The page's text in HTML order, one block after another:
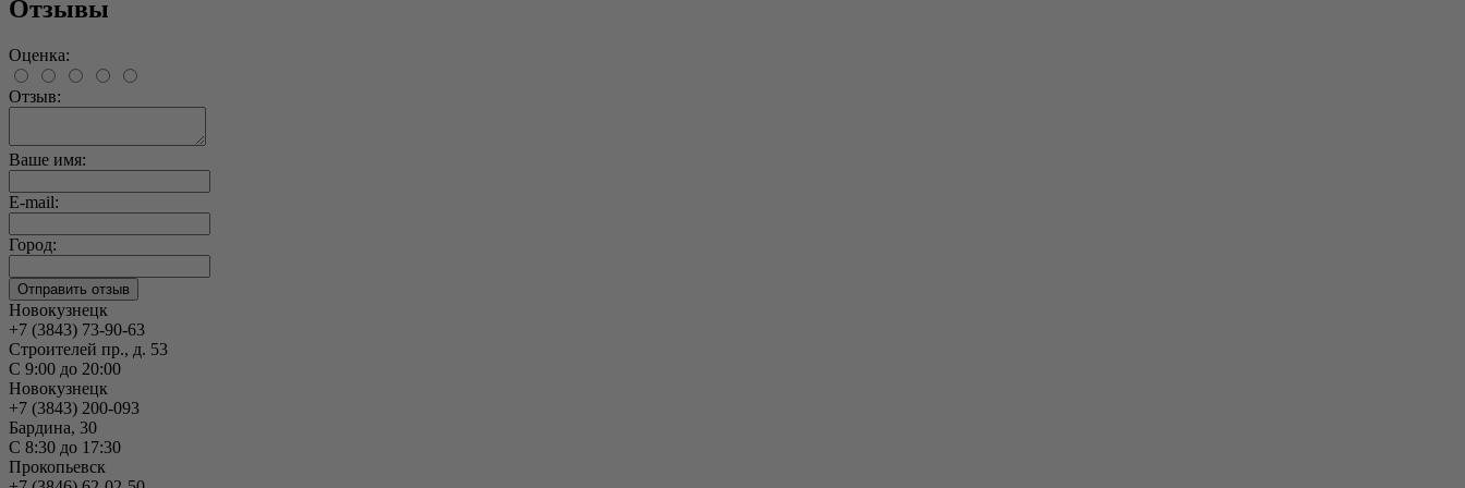
Отзывы
Оценка:
Отзыв:
Ваше имя:
E-mail:
Город:
Новокузнецк
+7 (3843) 73-90-63
Строителей пр., д. 53
С 9:00 до 20:00
Новокузнецк
+7 (3843) 200-093
Бардина, 30
С 8:30 до 17:30
Прокопьевск